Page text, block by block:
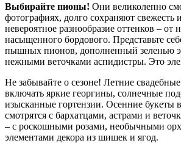
Выбирайте пионы! Они великолепно
фотографиях, долго сохраняют свежесть
невероятное разнообразие оттенков – от
насыщенного бордового. Представьте
пышных пионов, дополненный зеленью
нежными веточками аспидистры. Это
Не забывайте о сезоне! Летние
включать яркие георгины, солнечные
изысканные гортензии. Осенние букеты
смотрятся с бархатцами, астрами и
– с роскошными розами, необычными
элементами декора из шишек и ягод.